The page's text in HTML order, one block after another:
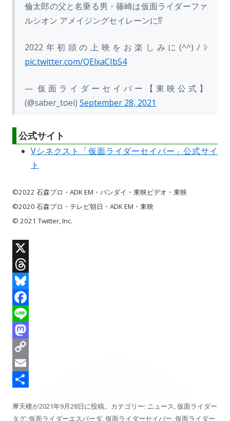
倫太郎の父と名乗る男・篠崎は仮面ライダーファ
ルシオン アメイジングセイレーンに⁉️
2022年初頭の上映をお楽しみに(^^)ﾉｼ
pic.twitter.com/QElxaCIbS4
— 仮面ライダーセイバー【東映公式】
(@saber_toei) September 28, 2021
公式サイト
Vシネクスト「仮面ライダーセイバー」公式サイ
ト
©2022 石森プロ・ADK EM・バンダイ・東映ビデオ・東映
©2020 石森プロ・テレビ朝日・ADK EM・東映
© 2021 Twitter, Inc.
X
T
h
r
e
a
d
s
B
u
e
s
k
F
a
c
e
b
o
L
n
e
M
a
s
o
C
o
y
E
a
有
摩天楼が2021年9月28日に投稿。カテゴリー: ニュース,仮面ライダー
タグ: 仮面ライダーエスパーダ,仮面ライダーセイバー,仮面ライダー